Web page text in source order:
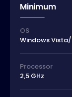
Minimum
OS
Windows
Processor
2,5 GHz